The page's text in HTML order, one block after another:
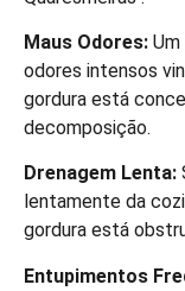
Maus Odores:
odores intensos
gordura está
decomposição.
Drenagem Lenta:
lentamente da
gordura está
Entupimentos